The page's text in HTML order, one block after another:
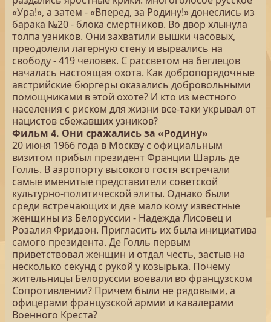
«Ура!», а затем - «Вперед, за Родину!» донеслись из
барака №20 - блока смертников. Во двор хлынула
толпа узников. Они захватили вышки часовых,
преодолели лагерную стену и вырвались на
свободу - 419 человек. С рассветом на беглецов
началась настоящая охота. Как добропорядочные
австрийские бюргеры оказались добровольными
помощниками в этой охоте? И кто из местного
населения с риском для жизни все-таки укрывал от
нацистов сбежавших узников?
Фильм 4. Они сражались за «Родину»
20 июня 1966 года в Москву с официальным
визитом прибыл президент Франции Шарль де
Голль. В аэропорту высокого гостя встречали
самые именитые представители советской
культурно-политической элиты. Однако были
среди встречающих и две мало кому известные
женщины из Белоруссии - Надежда Лисовец и
Розалия Фридзон. Пригласить их была инициатива
самого президента. Де Голль первым
приветствовал женщин и отдал честь, застыв на
несколько секунд с рукой у козырька. Почему
жительницы Белоруссии воевали во французском
Сопротивлении? Причем были не рядовыми, а
офицерами французской армии и кавалерами
Военного Креста?